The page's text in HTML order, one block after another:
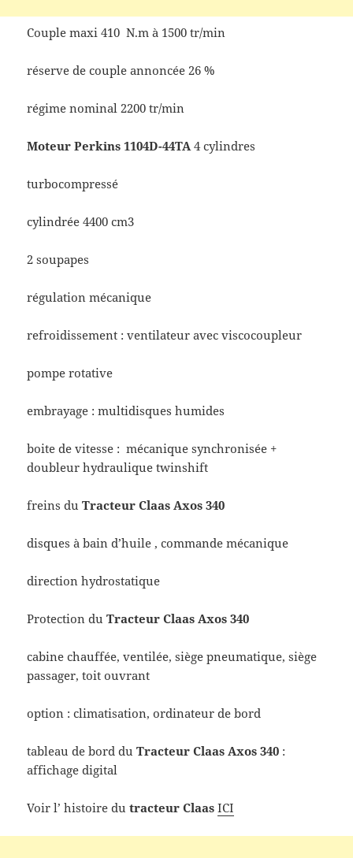
Couple maxi 410 N.m à 1500 tr/min
réserve de couple annoncée 26 %
régime nominal 2200 tr/min
Moteur Perkins 1104D-44TA 4 cylindres
turbocompressé
cylindrée 4400 cm3
2 soupapes
régulation mécanique
refroidissement : ventilateur avec viscocoupleur
pompe rotative
embrayage : multidisques humides
boite de vitesse : mécanique synchronisée +
doubleur hydraulique twinshift
freins duTracteur Claas Axos 340
disques à bain d’huile , commande mécanique
direction hydrostatique
Protection duTracteur Claas Axos 340
cabine chauffée, ventilée, siège pneumatique, siège
passager, toit ouvrant
option : climatisation, ordinateur de bord
tableau de bord duTracteur Claas Axos 340 :
affichage digital
Voir l’ histoire dutracteur Claas ICI